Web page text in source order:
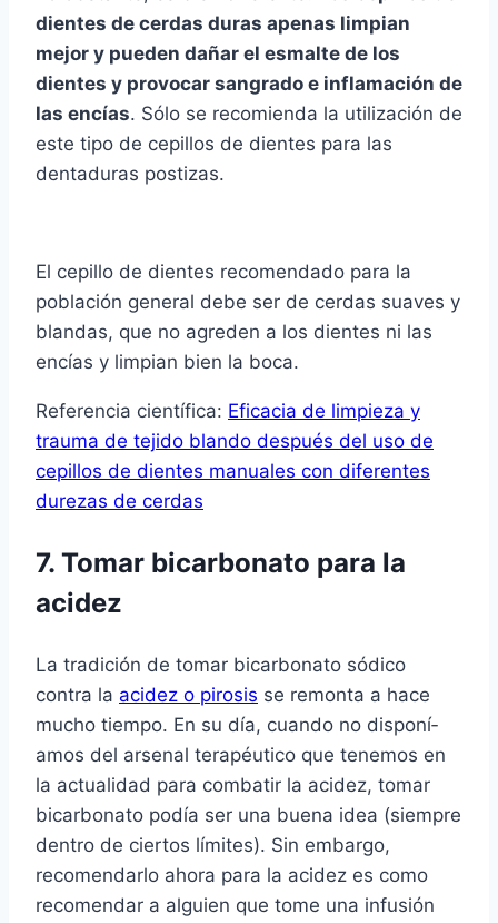
dientes de cerdas duras apenas limpian
mejor y pueden dañar el esmalte de los
dientes y provocar sangrado e inflamación de
las encí­as. Sólo se recomienda la utilización de
este tipo de cepillos de dientes para las
dentaduras postizas.
El cepillo de dientes recomendado para la
población general debe ser de cerdas suaves y
blandas, que no agreden a los dientes ni las
encí­as y limpian bien la boca.
Referencia cientí­fica: Eficacia de limpieza y
trauma de tejido blando después del uso de
cepillos de dientes manuales con diferentes
durezas de cerdas
7. Tomar bicarbonato para la
acidez
La tradición de tomar bicarbonato sódico
contra la acidez o pirosis se remonta a hace
mucho tiempo. En su dí­a, cuando no disponí­
amos del arsenal terapéutico que tenemos en
la actualidad para combatir la acidez, tomar
bicarbonato podí­a ser una buena idea (siempre
dentro de ciertos lí­mites). Sin embargo,
recomendarlo ahora para la acidez es como
recomendar a alguien que tome una infusión